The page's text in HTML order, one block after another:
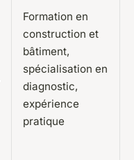
Formation en
construction et
bâtiment,
spécialisation en
diagnostic,
expérience
pratique